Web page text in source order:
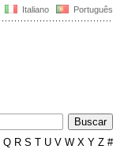
Italiano Português
Q R S T U V W X Y Z #